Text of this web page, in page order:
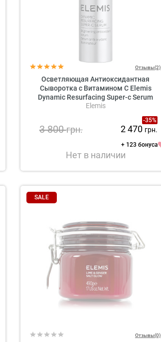
Отзывы(2)
Осветляющая Антиоксидантная
Сыворотка с Витамином С Elemis
Dynamic Resurfacing Super-c Serum
Elemis
-35%
3 800грн. 2 470 грн.
+ 123 бонуса
Нет в наличии
SALE
Отзывы(0)